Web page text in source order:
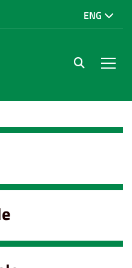
ENG
site.searc